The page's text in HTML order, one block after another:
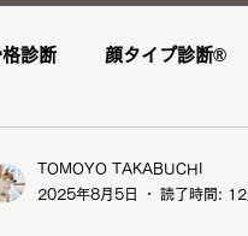
診断 顔タイプ診断®️
TOMOYO TAKABUCHI
2025年8月5日
読了時間: